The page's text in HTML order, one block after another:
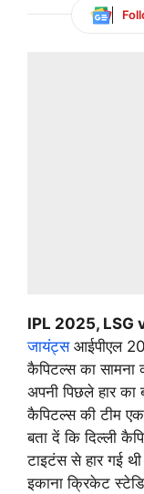
IPL 2025, LSG
जायंट्स आईपीएल
कैपिटल्स का
अपनी पिछले हार का
कैपिटल्स की टीम एक
बता दें कि दिल्ली
टाइटंस से हार गई
इकाना क्रिकेट